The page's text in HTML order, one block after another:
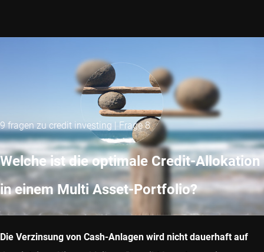
9 fragen zu credit investing | Frage 8
Welche ist die optimale Credit-Allokation
in einem Multi Asset-Portfolio?
Die Verzinsung von Cash-Anlagen wird nicht dauerhaft auf